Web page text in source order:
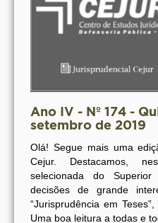
Ano IV - Nº 174 -
setembro de 2019
Olá! Segue mais uma
Cejur. Destacamos,
selecionada do
decisões de grande
“Jurisprudência em
Uma boa leitura a todas e